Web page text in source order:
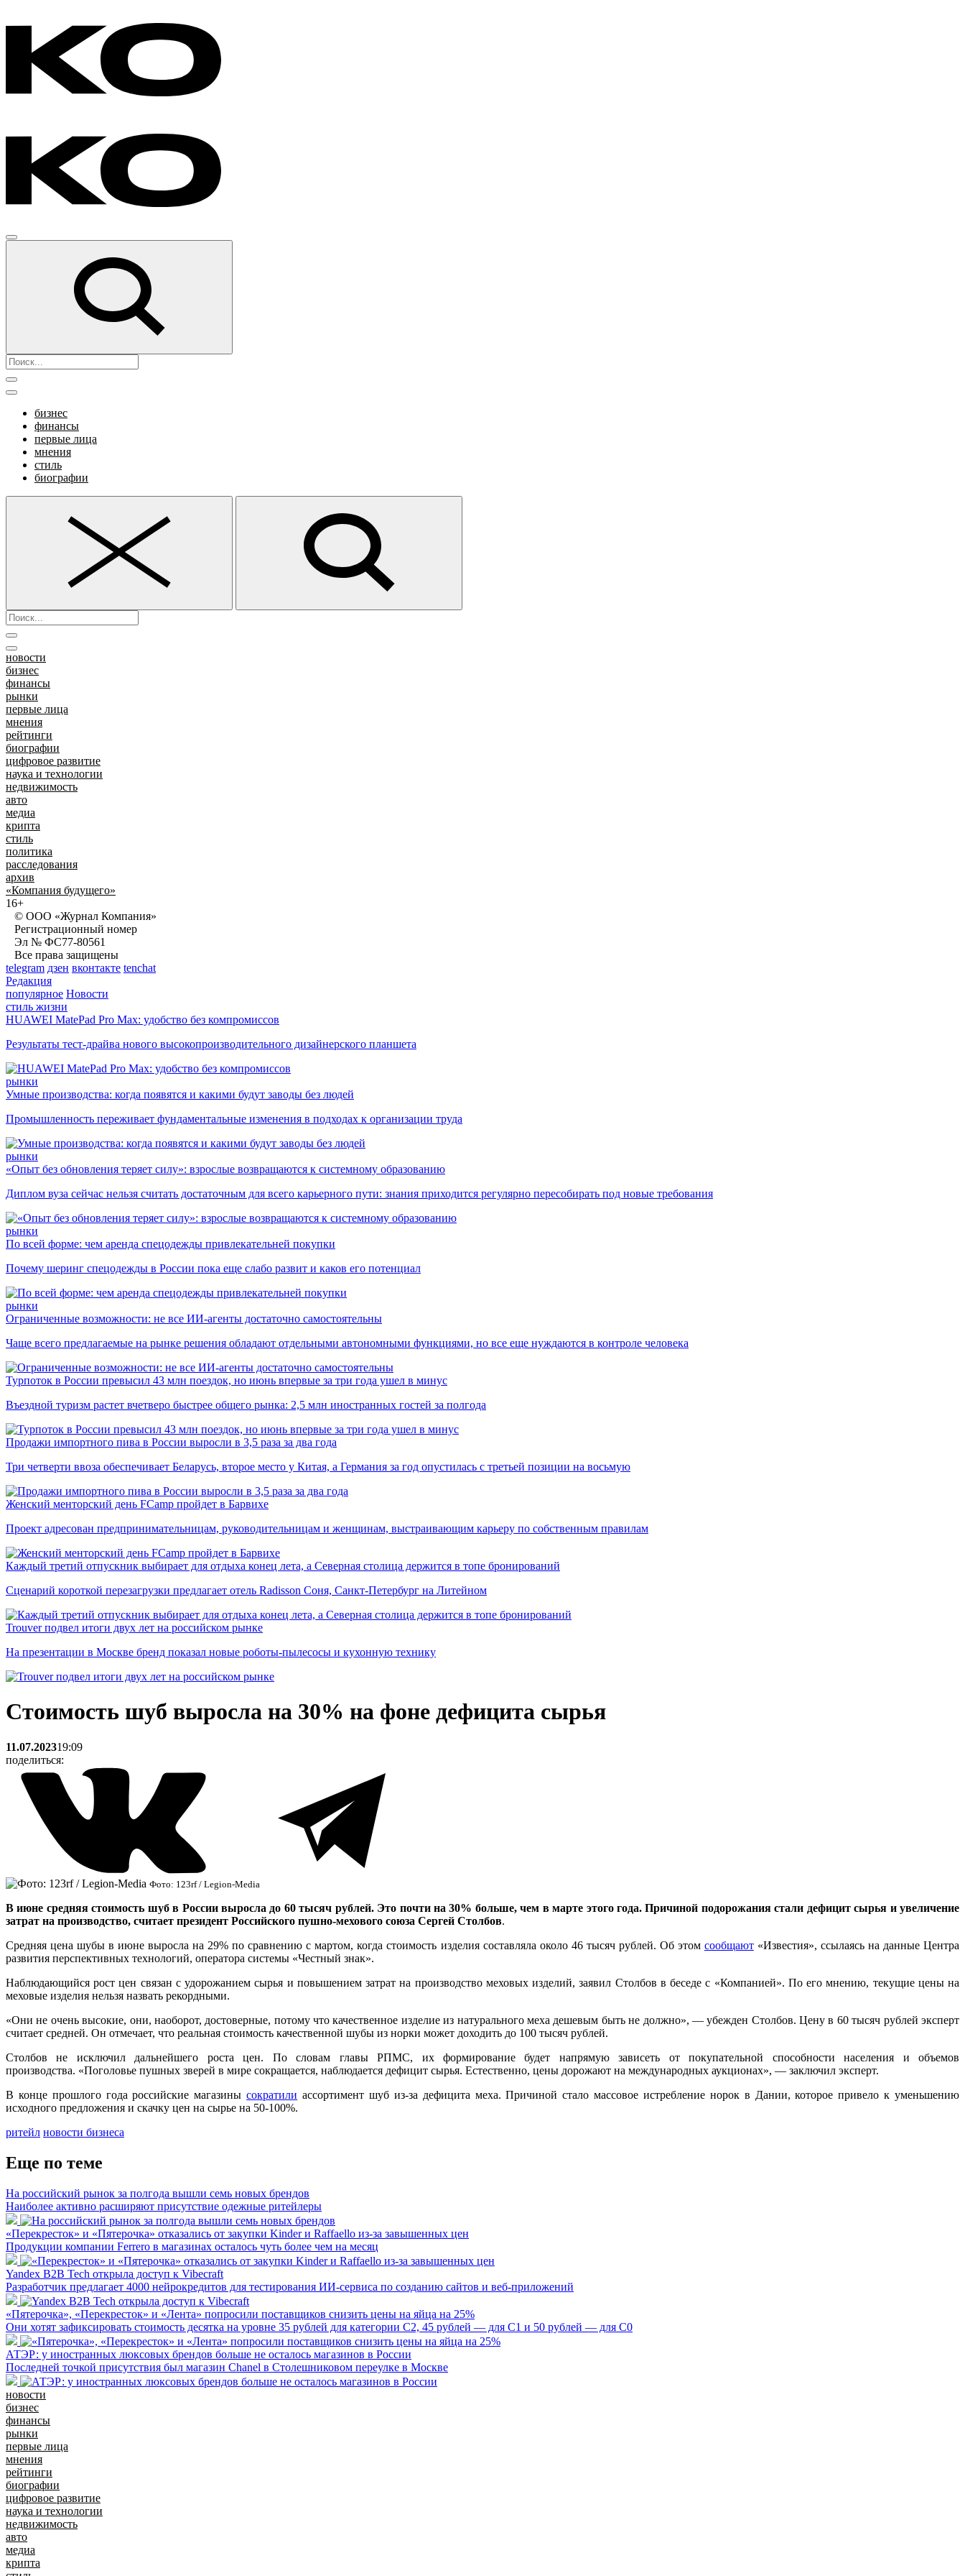
бизнес
финансы
первые лица
мнения
стиль
биографии
новости
бизнес
финансы
рынки
первые лица
мнения
рейтинги
биографии
цифровое развитие
наука и технологии
недвижимость
авто
медиа
крипта
стиль
политика
расследования
архив
«Компания будущего»
16+
© ООО «Журнал Компания»
Регистрационный номер
Эл № ФС77-80561
Все права защищены
telegram дзен вконтакте tenchat
Редакция
популярное Новости
стиль жизни
HUAWEI MatePad Pro Max: удобство без компромиссов
Результаты тест-драйва нового высокопроизводительного дизайнерского планшета
рынки
Умные производства: когда появятся и какими будут заводы без людей
Промышленность переживает фундаментальные изменения в подходах к организации труда
рынки
«Опыт без обновления теряет силу»: взрослые возвращаются к системному образованию
Диплом вуза сейчас нельзя считать достаточным для всего карьерного пути: знания приходится регулярно пересобирать под новые требования
рынки
По всей форме: чем аренда спецодежды привлекательней покупки
Почему шеринг спецодежды в России пока еще слабо развит и каков его потенциал
рынки
Ограниченные возможности: не все ИИ-агенты достаточно самостоятельны
Чаще всего предлагаемые на рынке решения обладают отдельными автономными функциями, но все еще нуждаются в контроле человека
Турпоток в России превысил 43 млн поездок, но июнь впервые за три года ушел в минус
Въездной туризм растет вчетверо быстрее общего рынка: 2,5 млн иностранных гостей за полгода
Продажи импортного пива в России выросли в 3,5 раза за два года
Три четверти ввоза обеспечивает Беларусь, второе место у Китая, а Германия за год опустилась с третьей позиции на восьмую
Женский менторский день FCamp пройдет в Барвихе
Проект адресован предпринимательницам, руководительницам и женщинам, выстраивающим карьеру по собственным правилам
Каждый третий отпускник выбирает для отдыха конец лета, а Северная столица держится в топе бронирований
Сценарий короткой перезагрузки предлагает отель Radisson Соня, Санкт-Петербург на Литейном
Trouver подвел итоги двух лет на российском рынке
На презентации в Москве бренд показал новые роботы-пылесосы и кухонную технику
Стоимость шуб выросла на 30% на фоне дефицита сырья
11.07.202319:09
поделиться:
Фото: 123rf / Legion-Media
В июне средняя стоимость шуб в России выросла до 60 тысяч рублей. Это почти на 30% больше, чем в марте этого года. Причиной подорожания стали дефицит сырья и увеличение
затрат на производство, считает президент Российского пушно-мехового союза Сергей Столбов.
Средняя цена шубы в июне выросла на 29% по сравнению с мартом, когда стоимость изделия составляла около 46 тысяч рублей. Об этом сообщают«Известия», ссылаясь на данные Центра
развития перспективных технологий, оператора системы «Честный знак».
Наблюдающийся рост цен связан с удорожанием сырья и повышением затрат на производство меховых изделий, заявил Столбов в беседе с «Компанией». По его мнению, текущие цены на
меховые изделия нельзя назвать рекордными.
«Они не очень высокие, они, наоборот, достоверные, потому что качественное изделие из натурального меха дешевым быть не должно», — убежден Столбов. Цену в 60 тысяч рублей эксперт
считает средней. Он отмечает, что реальная стоимость качественной шубы из норки может доходить до 100 тысяч рублей.
Столбов не исключил дальнейшего роста цен. По словам главы РПМС, их формирование будет напрямую зависеть от покупательной способности населения и объемов
производства. «Поголовье пушных зверей в мире сокращается, наблюдается дефицит сырья. Естественно, цены дорожают на международных аукционах», — заключил эксперт.
В конце прошлого года российские магазинысократили ассортимент шуб из-за дефицита меха. Причиной стало массовое истребление норок в Дании, которое привело к уменьшению
исходного предложения и скачку цен на сырье на 50-100%.
ритейл новости бизнеса
Еще по теме
На российский рынок за полгода вышли семь новых брендов
Наиболее активно расширяют присутствие одежные ритейлеры
«Перекресток» и «Пятерочка» отказались от закупки Kinder и Raffaello из-за завышенных цен
Продукции компании Ferrero в магазинах осталось чуть более чем на месяц
Yandex B2B Tech открыла доступ к Vibecraft
Разработчик предлагает 4000 нейрокредитов для тестирования ИИ-сервиса по созданию сайтов и веб-приложений
«Пятерочка», «Перекресток» и «Лента» попросили поставщиков снизить цены на яйца на 25%
Они хотят зафиксировать стоимость десятка на уровне 35 рублей для категории С2, 45 рублей — для С1 и 50 рублей — для С0
АТЭР: у иностранных люксовых брендов больше не осталось магазинов в России
Последней точкой присутствия был магазин Chanel в Столешниковом переулке в Москве
новости
бизнес
финансы
рынки
первые лица
мнения
рейтинги
биографии
цифровое развитие
наука и технологии
недвижимость
авто
медиа
крипта